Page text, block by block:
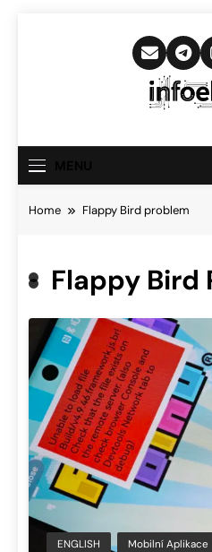
Home Flappy Bird problem
Flappy Bird
ENGLISH Mobilní Aplikace